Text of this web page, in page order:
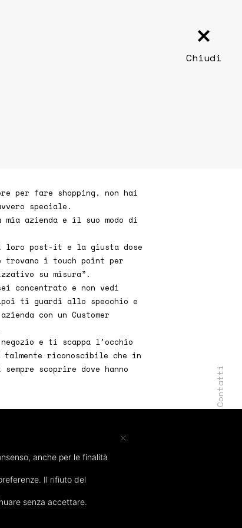
Chiudi
per fare shopping, non hai
speciale.
mia azienda e il suo modo di
loro post-it e la giusta dose
i touch point per
su misura”.
concentrato e non vedi
ti guardi allo specchio e
con un Customer
e ti scappa l’occhio
talmente riconoscibile che in
scoprire dove hanno
Contatti
×
anche per le finalità
Il rifiuto del
senza accettare.